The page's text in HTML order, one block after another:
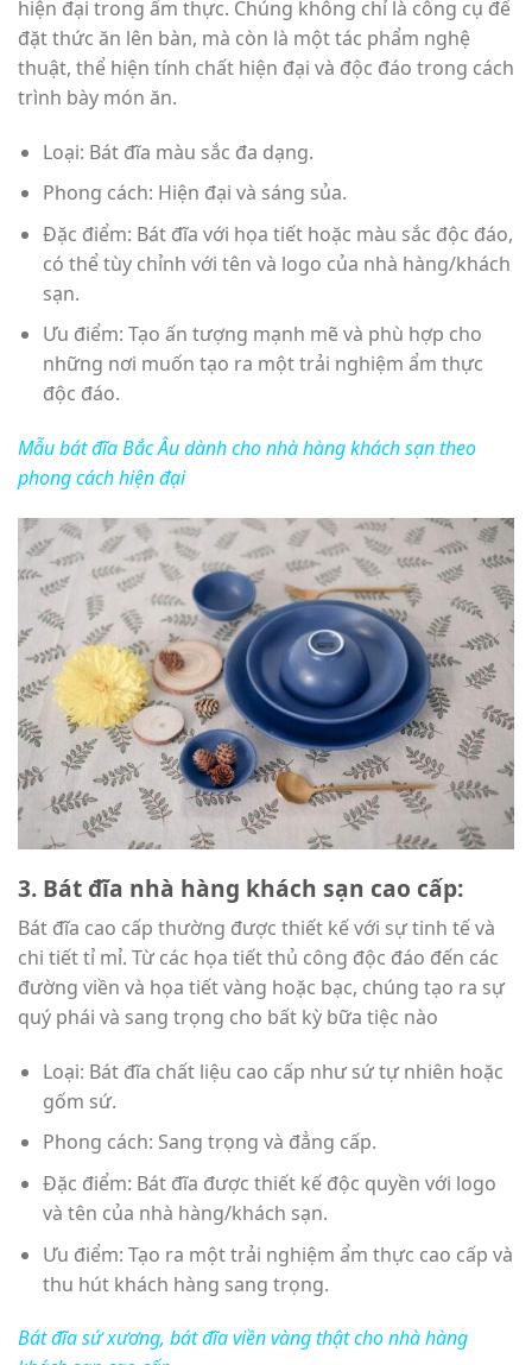
hiện đại trong ẩm thực. Chúng không chỉ là công cụ để
đặt thức ăn lên bàn, mà còn là một tác phẩm nghệ
thuật, thể hiện tính chất hiện đại và độc đáo trong cách
trình bày món ăn.
Loại: Bát đĩa màu sắc đa dạng.
Phong cách: Hiện đại và sáng sủa.
Đặc điểm: Bát đĩa với họa tiết hoặc màu sắc độc đáo,
có thể tùy chỉnh với tên và logo của nhà hàng/khách
sạn.
Ưu điểm: Tạo ấn tượng mạnh mẽ và phù hợp cho
những nơi muốn tạo ra một trải nghiệm ẩm thực
độc đáo.
Mẫu bát đĩa Bắc Âu dành cho nhà hàng khách sạn theo
phong cách hiện đại
3. Bát đĩa nhà hàng khách sạn cao cấp:
Bát đĩa cao cấp thường được thiết kế với sự tinh tế và
chi tiết tỉ mỉ. Từ các họa tiết thủ công độc đáo đến các
đường viền và họa tiết vàng hoặc bạc, chúng tạo ra sự
quý phái và sang trọng cho bất kỳ bữa tiệc nào
Loại: Bát đĩa chất liệu cao cấp như sứ tự nhiên hoặc
gốm sứ.
Phong cách: Sang trọng và đẳng cấp.
Đặc điểm: Bát đĩa được thiết kế độc quyền với logo
và tên của nhà hàng/khách sạn.
Ưu điểm: Tạo ra một trải nghiệm ẩm thực cao cấp và
thu hút khách hàng sang trọng.
Bát đĩa sứ xương, bát đĩa viền vàng thật cho nhà hàng